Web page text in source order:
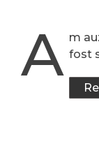
A m
fost